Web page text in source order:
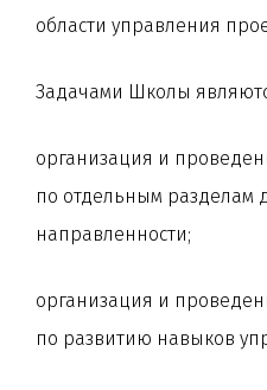
области управления
Задачами Школы
организация и
по отдельным
направленности;
организация и
по развитию навыков